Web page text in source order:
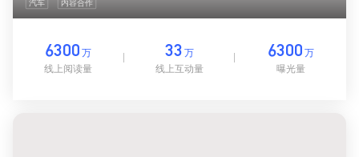
汽车 内容合作
6300 万
线上阅读量
33 万
线上互动量
6300 万
曝光量